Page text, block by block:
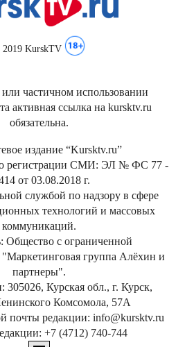
KurskTV
частичном использовании
активная ссылка на kursktv.ru
обязательна.
издание “Kursktv.ru”
о регистрации СМИ: ЭЛ № ФС 77 -
от 03.08.2018 г.
службой по надзору в сфере
технологий и массовых
коммуникаций.
Общество с ограниченной
"Маркетинговая группа Алёхин и
партнеры".
305026, Курская обл., г. Курск,
Комсомола, 57А
почты редакции: info@kursktv.ru
+7 (4712) 740-744